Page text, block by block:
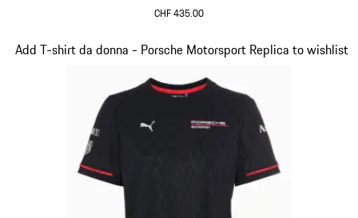
CHF 435.00
Add T-shirt da donna - Porsche Motorsport Replica to wishlist
Diapositiva 7 di 20